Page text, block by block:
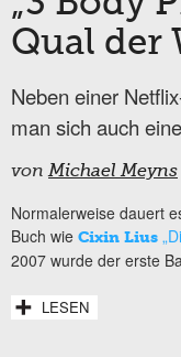
Qual der
Neben einer
man sich auch
vonMichael Meyns
Normalerweise dauert
Buch wie Cixin Lius
2007 wurde der erste
LESEN